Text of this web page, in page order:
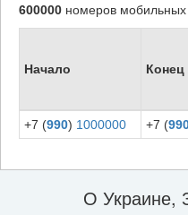
600000номеров мобильных
Начало Конец
+7 (990) 1000000 +7 (
О Украине,